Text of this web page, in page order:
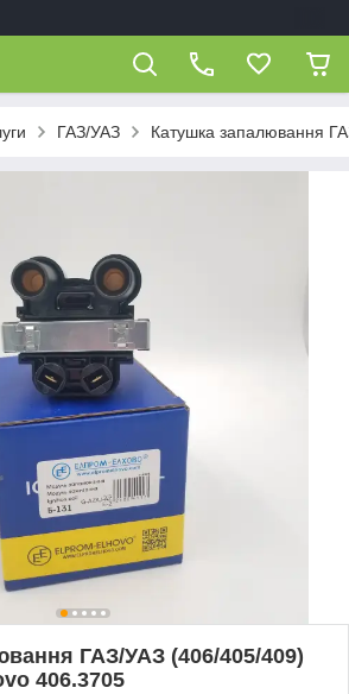
ГАЗ/УАЗ Катушка запалювання
ГАЗ/УАЗ (406/405/409)
406.3705